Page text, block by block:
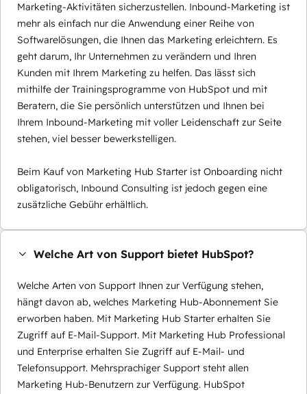
Marketing-Aktivitäten sicherzustellen. Inbound-Marketing ist
mehr als einfach nur die Anwendung einer Reihe von
Softwarelösungen, die Ihnen das Marketing erleichtern. Es
geht darum, Ihr Unternehmen zu verändern und Ihren
Kunden mit Ihrem Marketing zu helfen. Das lässt sich
mithilfe der Trainingsprogramme von HubSpot und mit
Beratern, die Sie persönlich unterstützen und Ihnen bei
Ihrem Inbound-Marketing mit voller Leidenschaft zur Seite
stehen, viel besser bewerkstelligen.
Beim Kauf von Marketing Hub Starter ist Onboarding nicht
obligatorisch, Inbound Consulting ist jedoch gegen eine
zusätzliche Gebühr erhältlich.
Welche Art von Support bietet HubSpot?
Welche Arten von Support Ihnen zur Verfügung stehen,
hängt davon ab, welches Marketing Hub-Abonnement Sie
erworben haben. Mit Marketing Hub Starter erhalten Sie
Zugriff auf E-Mail-Support. Mit Marketing Hub Professional
und Enterprise erhalten Sie Zugriff auf E-Mail- und
Telefonsupport. Mehrsprachiger Support steht allen
Marketing Hub-Benutzern zur Verfügung. HubSpot